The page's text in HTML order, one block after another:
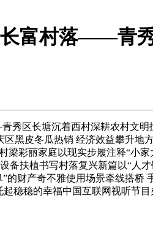
富村落——青
长塘沉着西村深耕农村文明
黑皮冬瓜热销 经济效益攀升地
彩丽家庭以现实步履注释“小
扶植书写村落复兴新篇以“人
的财产奇不雅使用场景牵线搭
稳稳的幸福中国互联网视听节